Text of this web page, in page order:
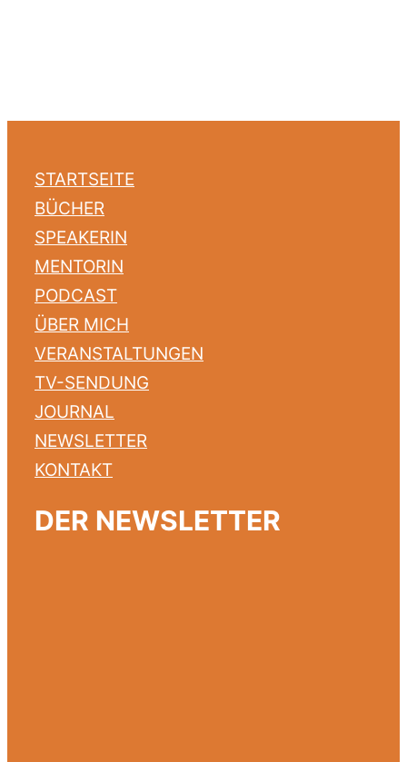
STARTSEITE
BÜCHER
SPEAKERIN
MENTORIN
PODCAST
ÜBER MICH
VERANSTALTUNGEN
TV-SENDUNG
JOURNAL
NEWSLETTER
KONTAKT
DER NEWSLETTER